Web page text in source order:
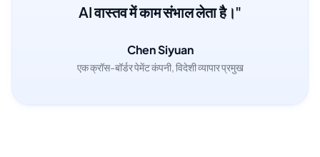
AI वास्तव में काम संभाल लेता है।"
Chen Siyuan
एक क्रॉस-बॉर्डर पेमेंट कंपनी, विदेशी व्यापार प्रमुख